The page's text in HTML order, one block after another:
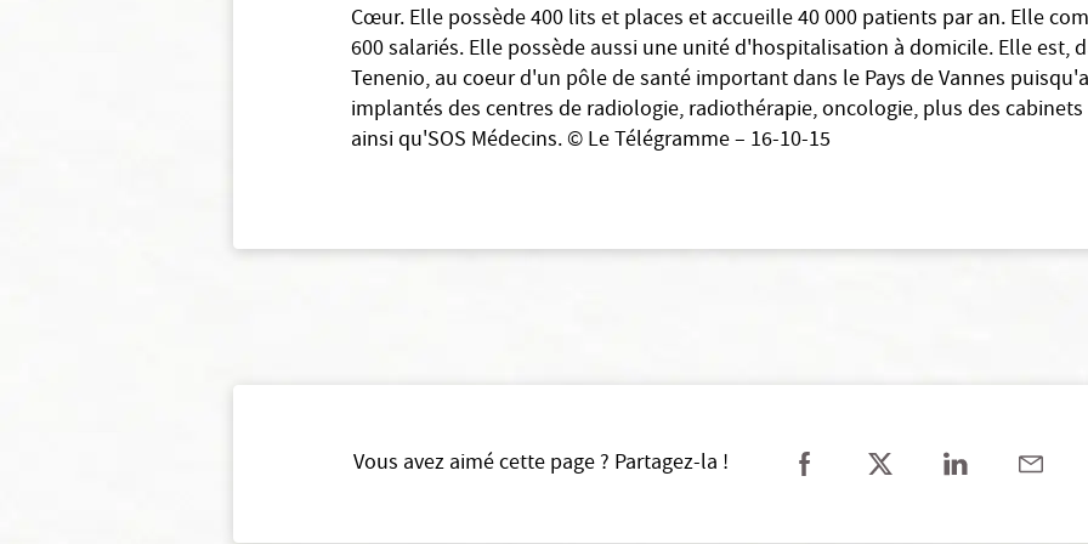
Cœur. Elle possède 400 lits et places et accueille 40 000 patients par an. Elle
600 salariés. Elle possède aussi une unité d'hospitalisation à domicile. Elle est,
Tenenio, au coeur d'un pôle de santé important dans le Pays de Vannes
implantés des centres de radiologie, radiothérapie, oncologie, plus des
ainsi qu'SOS Médecins. © Le Télégramme – 16-10-15
Vous avez aimé cette page ? Partagez-la !